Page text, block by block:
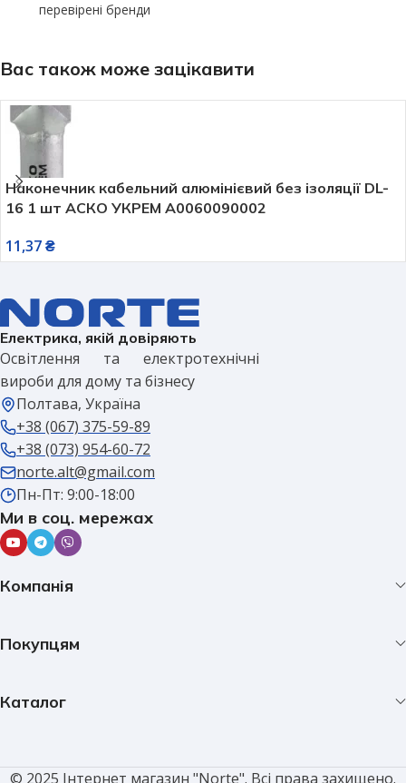
перевірені бренди
Вас також може зацікавити
Наконечник кабельний алюмінієвий без ізоляції DL-
16 1 шт АСКО УКРЕМ A0060090002
11,37₴
Електрика, якій довіряють
Освітлення та електротехнічні
вироби для дому та бізнесу
Полтава, Україна
+38 (067) 375-59-89
+38 (073) 954-60-72
norte.alt@gmail.com
Пн-Пт: 9:00-18:00
Ми в соц. мережах
Компанія
Покупцям
Каталог
© 2025 Інтернет магазин "Norte". Всі права захищено.